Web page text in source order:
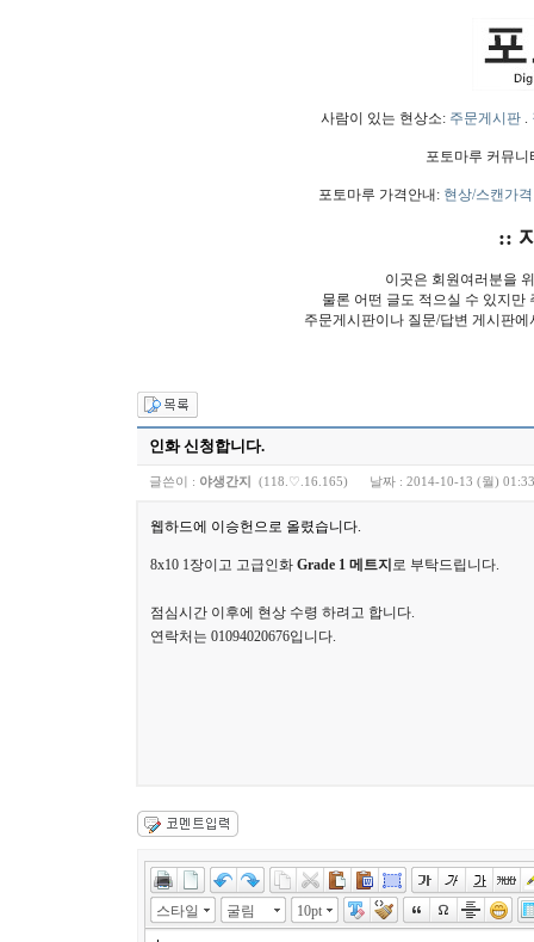
사람이 있는 현상소: 주문게시판.
포토마루 커뮤
포토마루 가격안내: 현상/스캔가격
::
이곳은 회원여러분을
물론 어떤 글도 적으실 수 있지만
주문게시판이나 질문/답변 게시판
인화 신청합니다.
글쓴이 : 야생간지 (118.♡.16.165) 날짜 : 2014-10-13 (월) 01:33
웹하드에 이승헌으로 올렸습니다.
8x10 1장이고 고급인화 Grade 1 메트지 로 부탁드립니다.
점심시간 이후에 현상 수령 하려고 합니다.
연락처는 01094020676입니다.
스타일 굴림 10pt